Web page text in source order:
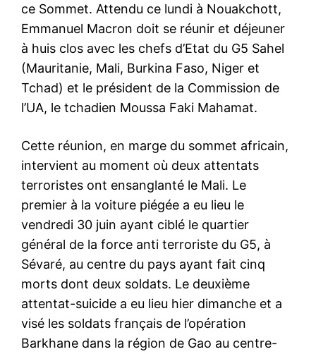
ce Sommet. Attendu ce lundi à Nouakchott,
Emmanuel Macron doit se réunir et déjeuner
à huis clos avec les chefs d’Etat du G5 Sahel
(Mauritanie, Mali, Burkina Faso, Niger et
Tchad) et le président de la Commission de
l’UA, le tchadien Moussa Faki Mahamat.
Cette réunion, en marge du sommet africain,
intervient au moment où deux attentats
terroristes ont ensanglanté le Mali. Le
premier à la voiture piégée a eu lieu le
vendredi 30 juin ayant ciblé le quartier
général de la force anti terroriste du G5, à
Sévaré, au centre du pays ayant fait cinq
morts dont deux soldats. Le deuxième
attentat-suicide a eu lieu hier dimanche et a
visé les soldats français de l’opération
Barkhane dans la région de Gao au centre-